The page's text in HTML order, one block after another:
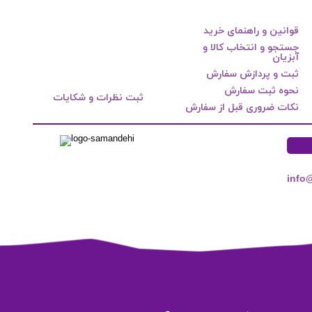
قوانین و راهنمای خرید
جستجو و انتخاب کالا و
آبزیان
ثبت و پردازش سفارش
نحوه ثبت سفارش
نکات ضروری قبل از سفارش
ثبت نظرات و شکایات